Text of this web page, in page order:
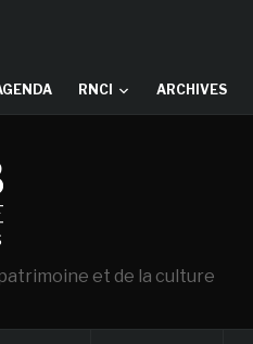
RNCI ARCHIVES
et de la culture